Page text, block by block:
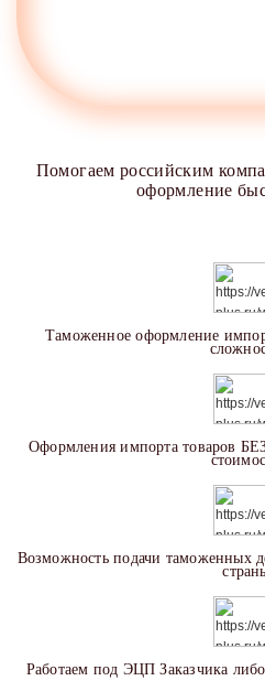
Помогаем российским
оформление
Таможенное оформление
Оформления импорта товаров
Возможность подачи таможенных
Работаем под ЭЦП Заказчика